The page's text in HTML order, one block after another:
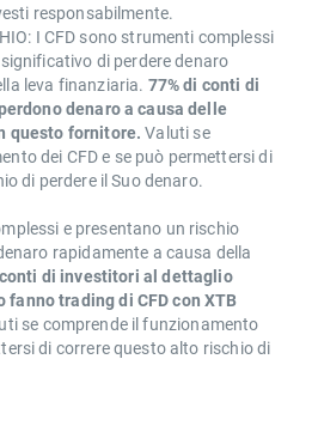
responsabilmente.
I CFD sono strumenti complessi
di perdere denaro
leva finanziaria. 77% di conti di
denaro a causa delle
questo fornitore. Valuti se
dei CFD e se può permettersi di
di perdere il Suo denaro.
e presentano un rischio
rapidamente a causa della
di investitori al dettaglio
fanno trading di CFD con XTB
se comprende il funzionamento
di correre questo alto rischio di